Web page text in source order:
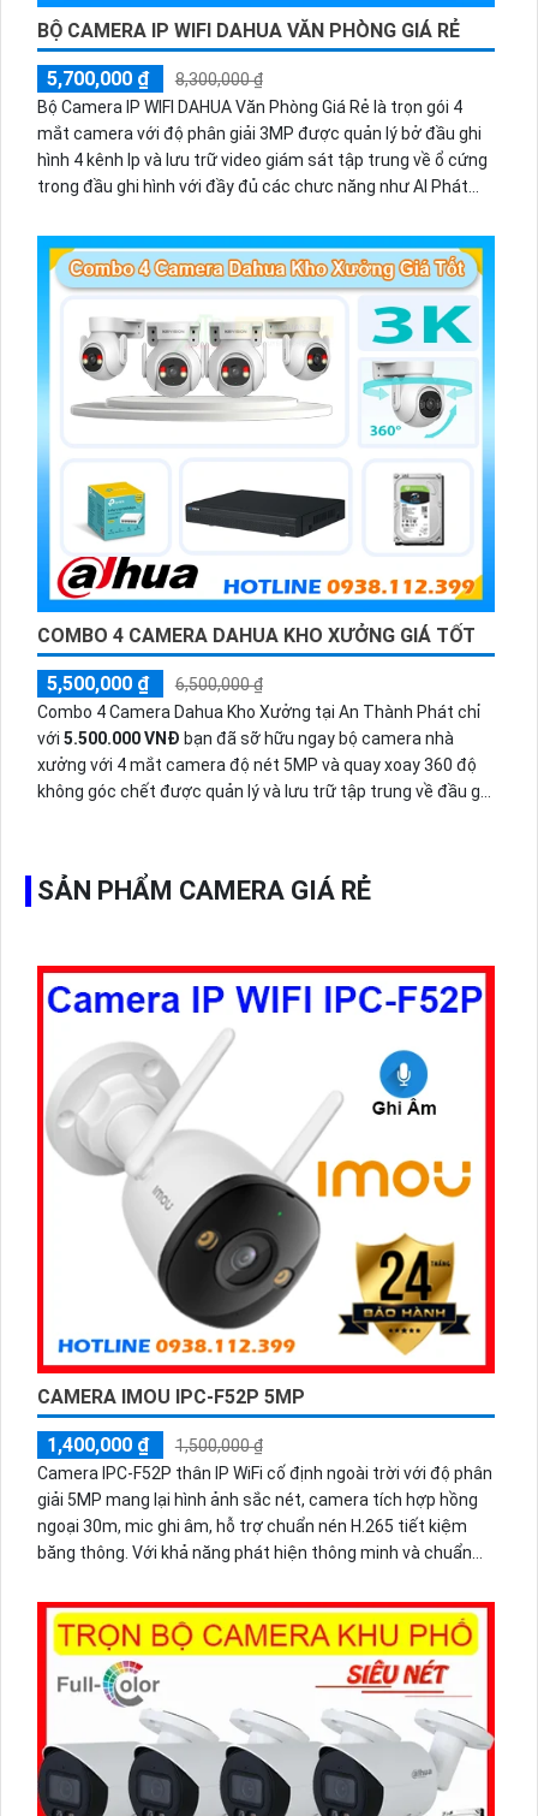
BỘ CAMERA IP WIFI DAHUA VĂN PHÒNG GIÁ RẺ
5,700,000 ₫
8,300,000 ₫
Bộ Camera IP WIFI DAHUA Văn Phòng Giá Rẻ là trọn gói 4
mắt camera với độ phân giải 3MP được quản lý bở đầu ghi
hình 4 kênh Ip và lưu trữ video giám sát tập trung về ổ cứng
trong đầu ghi hình với đầy đủ các chưc năng như AI Phát
có màu vào ban đêm
COMBO 4 CAMERA DAHUA KHO XƯỞNG GIÁ TỐT
5,500,000 ₫
6,500,000 ₫
Combo 4 Camera Dahua Kho Xưởng tại An Thành Phát chỉ
với 5.500.000 VNĐ bạn đã sỡ hữu ngay bộ camera nhà
xưởng với 4 mắt camera độ nét 5MP và quay xoay 360 độ
không góc chết được quản lý và lưu trữ tập trung về đầu ghi
SẢN PHẨM CAMERA GIÁ RẺ
CAMERA IMOU IPC-F52P 5MP
1,400,000 ₫
1,500,000 ₫
Camera IPC-F52P thân IP WiFi cố định ngoài trời với độ phân
giải 5MP mang lại hình ảnh sắc nét, camera tích hợp hồng
ngoại 30m, mic ghi âm, hỗ trợ chuẩn nén H.265 tiết kiệm
băng thông. Với khả năng phát hiện thông minh và chuẩn
sát ngoài trời.